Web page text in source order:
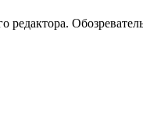
редактора.